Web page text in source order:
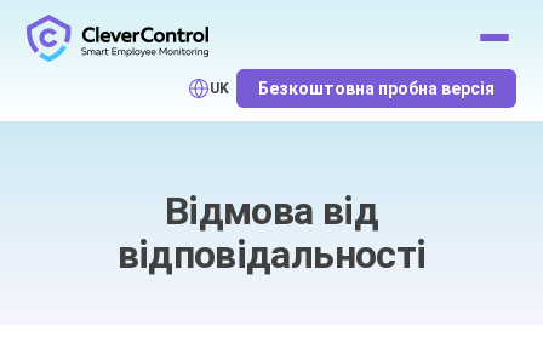
UK Безкоштовна пробна версія
Відмова від
відповідальності